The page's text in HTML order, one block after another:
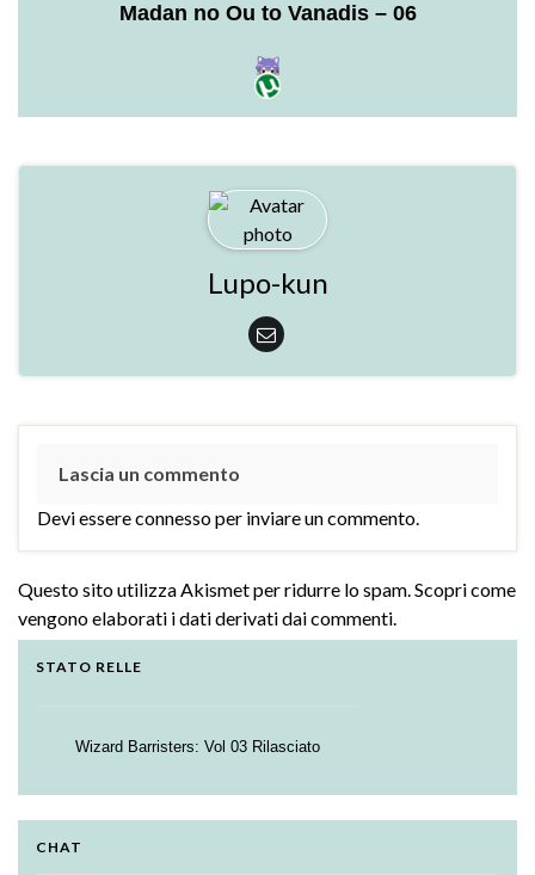
Madan no Ou to Vanadis – 06
Lupo-kun
Lascia un commento
Devi essereconnessoper inviare un commento.
Questo sito utilizza Akismet per ridurre lo spam.Scopri come
vengono elaborati i dati derivati dai commenti.
STATO RELLE
Wizard Barristers: Vol 03 Rilasciato
Strike the Blood - Valkyria no Oukoku-hen:
CHAT